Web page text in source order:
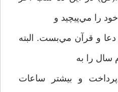
را مي‌پيچيد و
و قرآن مي‌بست. البته
سال را به
و بيشتر ساعات